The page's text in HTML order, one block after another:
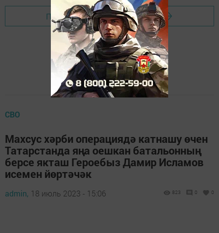
Перейти на страницу новости
СВО
Махсус хәрби операциядә катнашу өчен
Татарстанда яңа оешкан батальонның
берсе якташ Героебыз Дамир Исламов
исемен йөртәчәк
admin, 18 июль 2023 - 15:06 823 0 0